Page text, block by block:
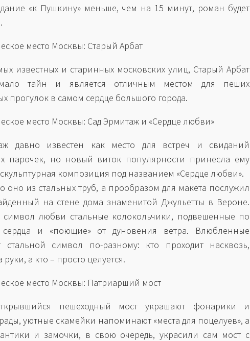
«к Пушкину» меньше, чем на 15 минут, роман будет
место Москвы: Старый Арбат
известных и старинных московских улиц, Старый Арбат
тайн и является отличным местом для пеших
прогулок в самом сердце большого города.
место Москвы: Сад Эрмитаж и «Сердце любви»
давно известен как место для встреч и свиданий
парочек, но новый виток популярности принесла ему
композиция под названием «Сердце любви».
оно из стальных труб, а прообразом для макета послужил
на стене дома знаменитой Джульетты в Вероне.
любви стальные колокольчики, подвешенные по
сердца и «поющие» от дуновения ветра. Влюбленные
стальной символ по-разному: кто проходит насквозь,
руки, а кто – просто целуется.
место Москвы: Патриарший мост
пешеходный мост украшают фонарики и
уютные скамейки напоминают «места для поцелуев», а
и замочки, в свою очередь, украсили сам мост с